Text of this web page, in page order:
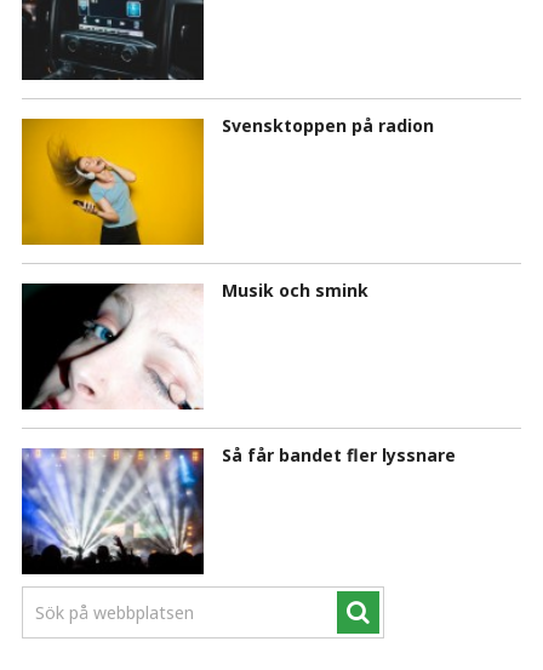
Svensktoppen på radion
Musik och smink
Så får bandet fler lyssnare